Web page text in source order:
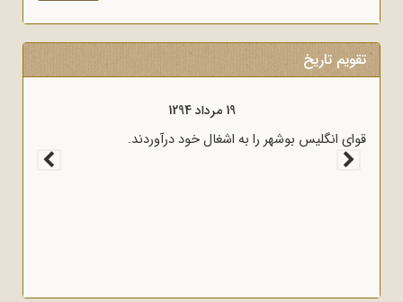
تقویم تاریخ
19 مرداد 1294
قوای انگلیس بوشهر را به اشغال خود درآوردند.